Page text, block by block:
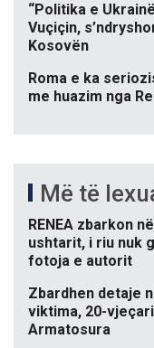
“Politika e
Vuçiçin,
Kosovën
Roma e ka
me huazim nga
Më të
RENEA zbarkon
ushtarit, i riu nuk
fotoja e autorit
Zbardhen detaje
viktima, 20-
Armatosura